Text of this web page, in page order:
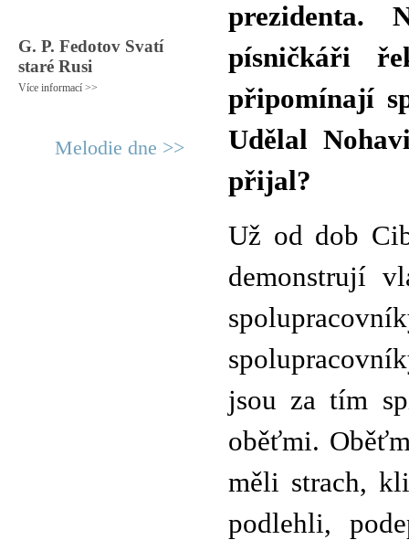
G. P. Fedotov Svatí
staré Rusi
Více informací >>
Melodie dne >>
prezidenta.
písničkáři
připomínají
Udělal
přijal?
Už od dob
demonstrují
jsou za tím
oběťmi.
měli strach,
podlehli,